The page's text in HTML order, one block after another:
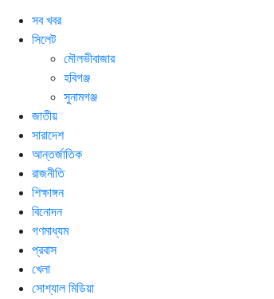
সব খবর
সিলেট
মৌলভীবাজার
হবিগঞ্জ
সুনামগঞ্জ
জাতীয়
সারাদেশ
আন্তর্জাতিক
রাজনীতি
শিক্ষাঙ্গন
বিনোদন
গণমাধ্যম
প্রবাস
খেলা
সোশ্যাল মিডিয়া